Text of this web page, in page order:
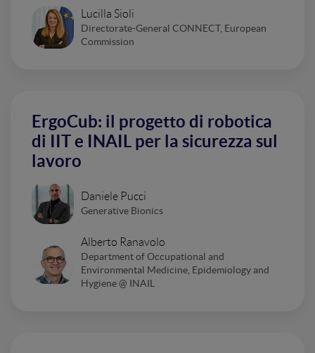
Lucilla Sioli
Directorate-General CONNECT, European
Commission
ErgoCub: il progetto di robotica
di IIT e INAIL per la sicurezza sul
lavoro
Daniele Pucci
Generative Bionics
Alberto Ranavolo
Department of Occupational and
Environmental Medicine, Epidemiology and
Hygiene @ INAIL